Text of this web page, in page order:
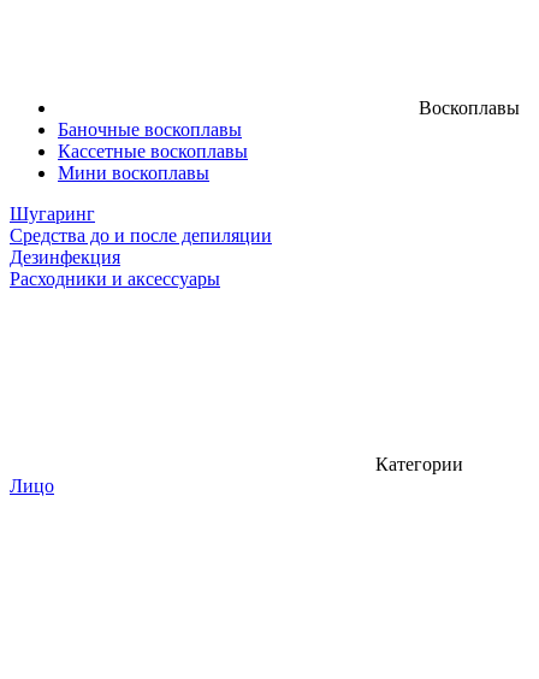
Воскоплавы
Баночные воскоплавы
Кассетные воскоплавы
Мини воскоплавы
Шугаринг
Средства до и после депиляции
Дезинфекция
Расходники и аксессуары
Категории
Лицо